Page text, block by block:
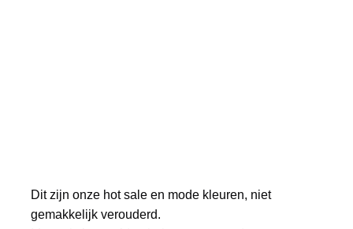
Dit zijn onze hot sale en mode kleuren, niet
gemakkelijk verouderd.